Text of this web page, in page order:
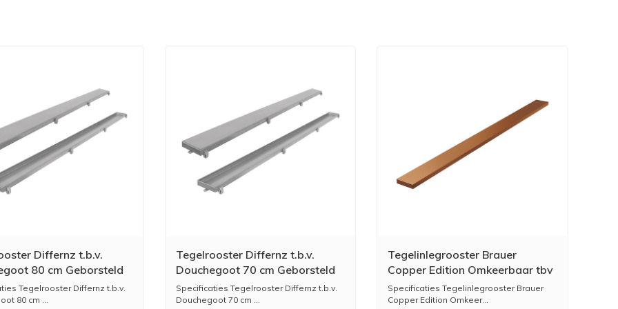
Differnz t.b.v.
80 cm Geborsteld
Tegelrooster Differnz t.b.v.
80 cm ...
Tegelrooster Differnz t.b.v.
Douchegoot 70 cm Geborsteld
RVS
Specificaties Tegelrooster Differnz t.b.v.
Douchegoot 70 cm ...
Tegelinlegrooster Brauer
Copper Edition Omkeerbaar tbv
Douchegoot STD/W/PS 90x7
cm Inclusief Afstandhouders
Specificaties Tegelinlegrooster Brauer
Copper Edition Omkeer...